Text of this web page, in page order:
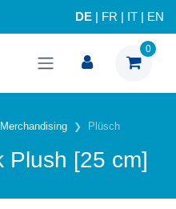
DE FR IT EN
0
Merchandising Plüsch
Plush [25 cm]